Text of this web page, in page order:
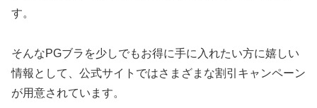
す。
そんなPGブラを少しでもお得に手に入れたい方に嬉しい
情報として、公式サイトではさまざまな割引キャンペーン
が用意されています。